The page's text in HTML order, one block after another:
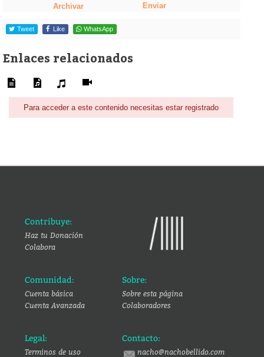
Archivar Enviar
Tweet Like WhatsApp
Enlaces relacionados
Para acceder a este contenido necesitas estar registrado
Contribuye:
Haz tu Donación
Colabora
Comunidad:
Cuenta básica
Cuenta Avanzada
Sobre:
Sobre esta página
Colaboradores
Legal:
Terminos de uso
Contacto:
nacho@nachobellido.com